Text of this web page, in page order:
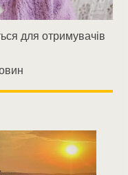
для отримувачів